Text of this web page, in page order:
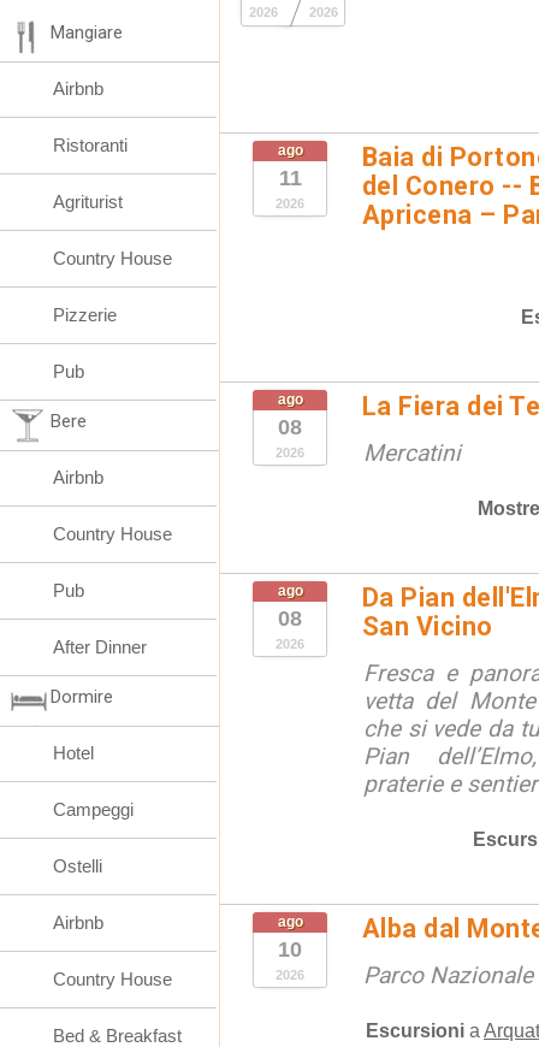
2026 2026
ago
11
2026
Baia di
del Conero --
Apricena –
ago
08
2026
La Fiera dei
Mercatini
ago
08
2026
Da Pian
San Vicino
Fresca e
vetta del
che si vede da
Pian
praterie e
ago
10
2026
Alba dal
Parco
Escursioni a
Mangiare
Airbnb
Ristoranti
Agriturist
Country House
Pizzerie
Pub
Bere
Airbnb
Country House
Pub
After Dinner
Dormire
Hotel
Campeggi
Ostelli
Airbnb
Country House
Bed & Breakfast